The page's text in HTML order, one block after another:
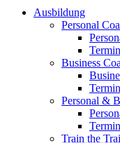
Ausbildung
Personal
Business
Personal &
Train the